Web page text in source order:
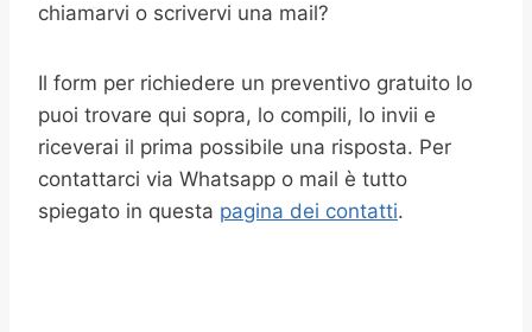
chiamarvi o scrivervi una mail?
Il form per richiedere un preventivo gratuito lo
puoi trovare qui sopra, lo compili, lo invii e
riceverai il prima possibile una risposta. Per
contattarci via Whatsapp o mail è tutto
spiegato in questa pagina dei contatti.